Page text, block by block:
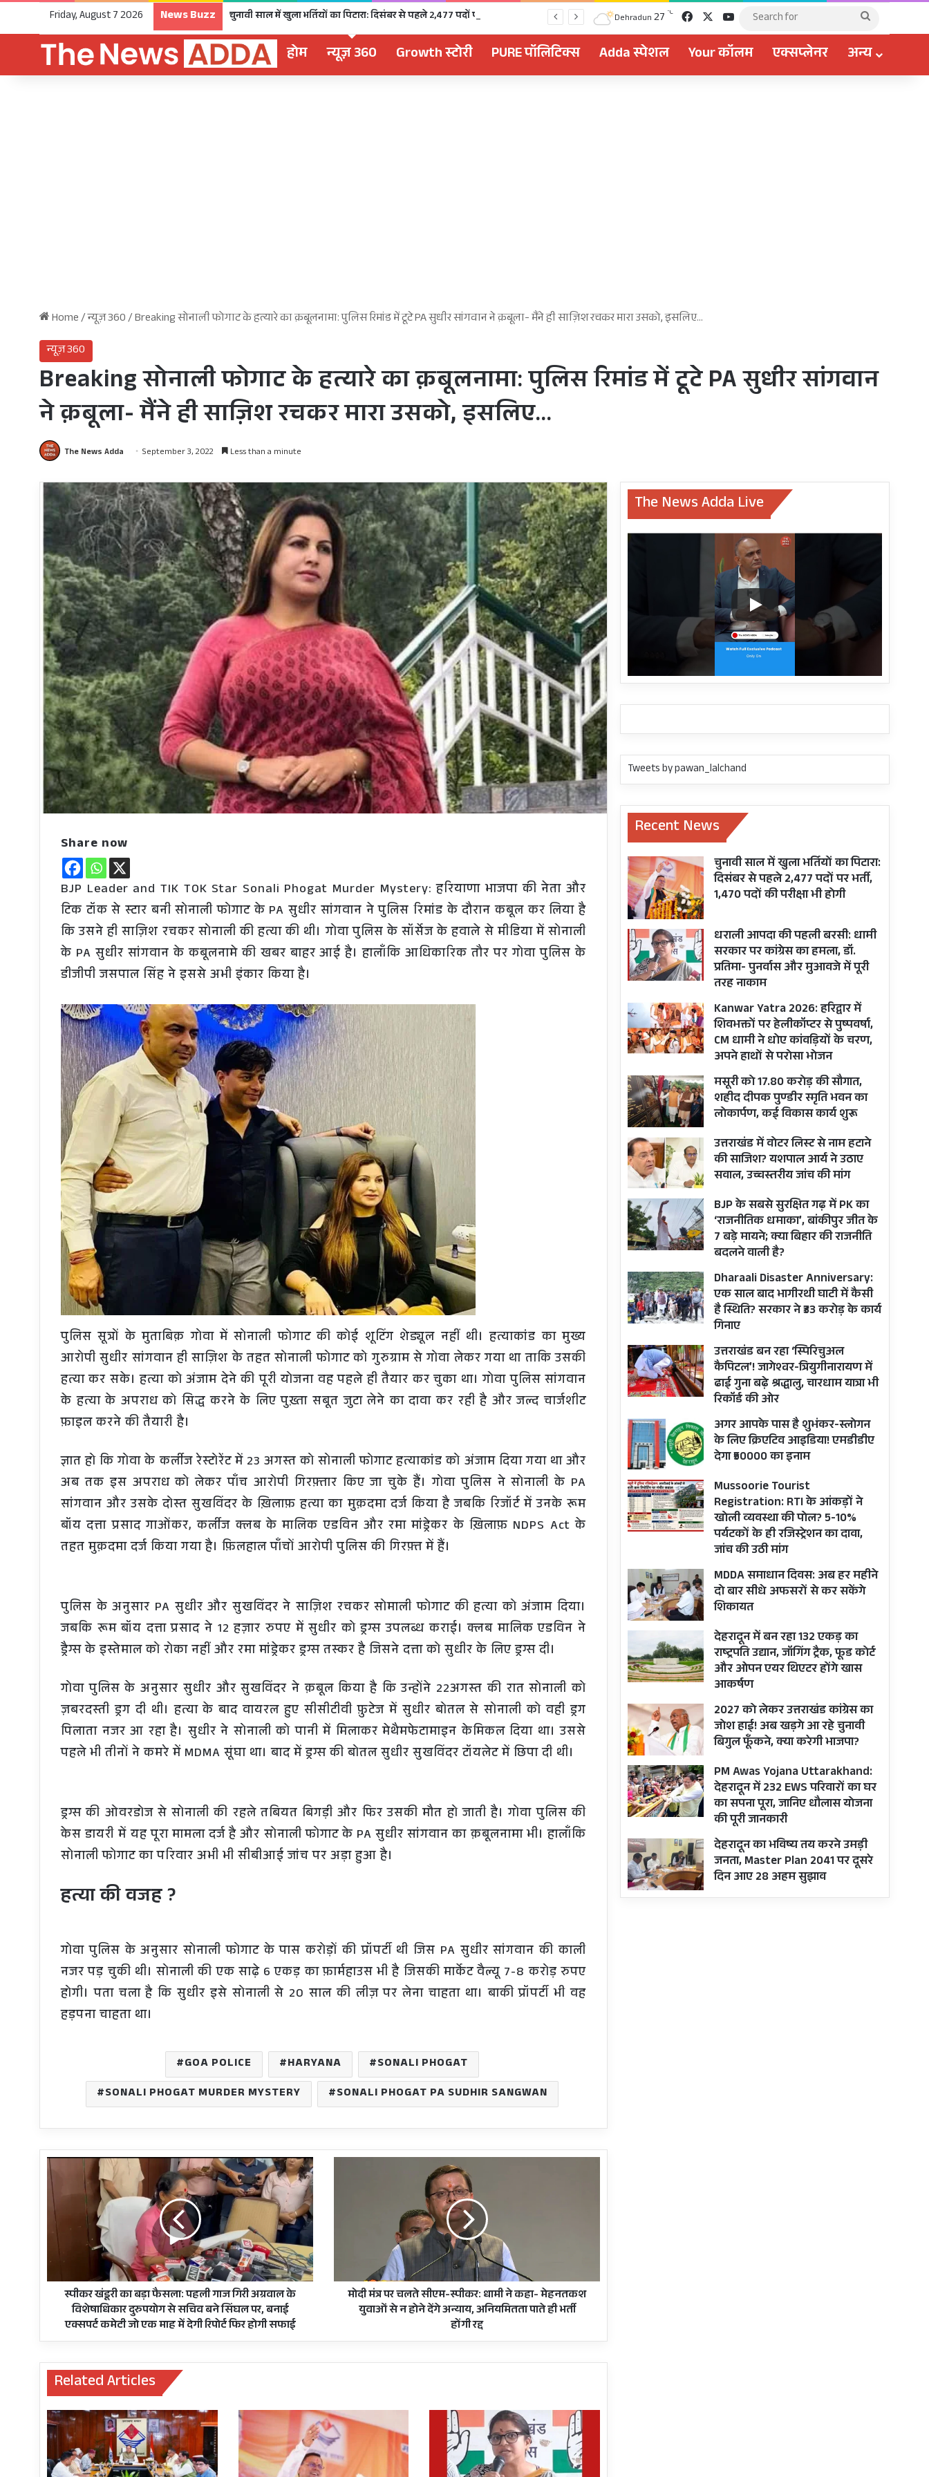
Friday, August 7 2026 News Buzz Dehradun 27 ℃ FacebookYouTube
Search
होम न्यूज़ 360 Growth स्टोरी PURE पॉलिटिक्स Adda स्पेशल Your कॉलम एक्सप्लेनर अन्य
Home/न्यूज़ 360/Breaking सोनाली फोगाट के हत्यारे का क़बूलनामा: पुलिस रिमांड में टूटे PA सुधीर सांगवान ने क़बूला- मैंने ही साज़िश रचकर मारा उसको, इसलिए…
न्यूज़ 360
Breaking सोनाली फोगाट के हत्यारे का क़बूलनामा: पुलिस रिमांड में टूटे PA सुधीर सांगवान
ने क़बूला- मैंने ही साज़िश रचकर मारा उसको, इसलिए…
The News Adda September 3, 2022 Less than a minute
Share now
BJP Leader and TIK TOK Star Sonali Phogat Murder Mystery: हरियाणा भाजपा की नेता और
टिक टॉक से स्टार बनी सोनाली फोगाट के PA सुधीर सांगवान ने पुलिस रिमांड के दौरान कबूल कर लिया है
कि उसने ही साज़िश रचकर सोनाली की हत्या की थी। गोवा पुलिस के सॉर्सेज के हवाले से मीडिया में सोनाली
के PA सुधीर सांगवान के कबूलनामे की खबर बाहर आई है। हालाँकि आधिकारिक तौर पर गोवा पुलिस के
डीजीपी जसपाल सिंह ने इससे अभी इंकार किया है।
पुलिस सूत्रों के मुताबिक़ गोवा में सोनाली फोगाट की कोई शूटिंग शेड्यूल नहीं थी। हत्याकांड का मुख्य
आरोपी सुधीर सांगवान ही साज़िश के तहत सोनाली फोगाट को गुरुग्राम से गोवा लेकर गया था ताकि उसकी
हत्या कर सके। हत्या को अंजाम देने की पूरी योजना वह पहले ही तैयार कर चुका था। गोवा पुलिस सांगवान
के हत्या के अपराध को सिद्ध करने के लिए पुख़्ता सबूत जुटा लेने का दावा कर रही है और जल्द चार्जशीट
फ़ाइल करने की तैयारी है।
ज्ञात हो कि गोवा के कर्लीज रेस्टोरेंट में 23 अगस्त को सोनाली फोगाट हत्याकांड को अंजाम दिया गया था और
अब तक इस अपराध को लेकर पाँच आरोपी गिरफ़्तार किए जा चुके हैं। गोवा पुलिस ने सोनाली के PA
सांगवान और उसके दोस्त सुखविंदर के ख़िलाफ़ हत्या का मुक़दमा दर्ज किया है जबकि रिजॉर्ट में उनके रूम
बॉय दत्ता प्रसाद गाओंकर, कर्लीज क्लब के मालिक एडविन और रमा मांड्रेकर के ख़िलाफ़ NDPS Act के
तहत मुक़दमा दर्ज किया गया है। फ़िलहाल पाँचों आरोपी पुलिस की गिरफ़्त में हैं।
पुलिस के अनुसार PA सुधीर और सुखविंदर ने साज़िश रचकर सोमाली फोगाट की हत्या को अंजाम दिया।
जबकि रूम बॉय दत्ता प्रसाद ने 12 हज़ार रुपए में सुधीर को ड्रग्स उपलब्ध कराई। क्लब मालिक एडविन ने
ड्रैग्स के इस्तेमाल को रोका नहीं और रमा मांड्रेकर ड्रग्स तस्कर है जिसने दत्ता को सुधीर के लिए ड्रग्स दी।
गोवा पुलिस के अनुसार सुधीर और सुखविंदर ने क़बूल किया है कि उन्होंने 22अगस्त की रात सोनाली को
ज़बरदस्ती ड्रग दी थी। हत्या के बाद वायरल हुए सीसीटीवी फ़ुटेज में सुधीर बोतल से सोनाली को वही ड्रग
पिलाता नजर आ रहा है। सुधीर ने सोनाली को पानी में मिलाकर मेथैमफेटामाइन केमिकल दिया था। उससे
पहले भी तीनों ने कमरे में MDMA सूंघा था। बाद में ड्रग्स की बोतल सुधीर सुखविंदर टॉयलेट में छिपा दी थी।
ड्रग्स की ओवरडोज से सोनाली की रहले तबियत बिगड़ी और फिर उसकी मौत हो जाती है। गोवा पुलिस की
केस डायरी में यह पूरा मामला दर्ज है और सोनाली फोगाट के PA सुधीर सांगवान का क़बूलनामा भी। हालाँकि
सोनाली फोगाट का परिवार अभी भी सीबीआई जांच पर अड़ा हुआ है।
हत्या की वजह ?
गोवा पुलिस के अनुसार सोनाली फोगाट के पास करोड़ों की प्रॉपर्टी थी जिस PA सुधीर सांगवान की काली
नजर पड़ चुकी थी। सोनाली की एक साढ़े 6 एकड़ का फ़ार्महाउस भी है जिसकी मार्केट वैल्यू 7-8 करोड़ रुपए
होगी। पता चला है कि सुधीर इसे सोनाली से 20 साल की लीज़ पर लेना चाहता था। बाकी प्रॉपर्टी भी वह
हड़पना चाहता था।
GOA POLICE HARYANA
SONALI PHOGAT
SONALI PHOGAT MURDER MYSTERY
SONALI PHOGAT PA SUDHIR SANGWAN
स्पीकर
खंडूरी
का
बड़ा
फैसला:
पहली
गिरी
अग्रवाल
विशेषाधिकार
दुरुपयोग
से
बने
सिंघल
पर,
बनाई
एक्सपर्ट
कमेटी
जो
एक
स्पीकर खंडूरी का बड़ा फैसला: पहली गाज गिरी अग्रवाल के
विशेषाधिकार दुरुपयोग से सचिव बने सिंघल पर, बनाई
एक्सपर्ट कमेटी जो एक माह में देगी रिपोर्ट फिर होगी सफाई
कहा-
मेहनतकश
न
देंगे
पाते
ही
भर्ती
होंगी
रद्द
मोदी मंत्र पर चलते सीएम-स्पीकर: धामी ने कहा- मेहनतकश
युवाओं से न होने देंगे अन्याय, अनियमितता पाते ही भर्ती
होंगी रद्द
Related Articles
The News Adda Live
Tweets by pawan_lalchand
Recent News
चुनावी साल में खुला भर्तियों का पिटारा:
दिसंबर से पहले 2,477 पदों पर भर्ती,
1,470 पदों की परीक्षा भी होगी
धराली आपदा की पहली बरसी: धामी
सरकार पर कांग्रेस का हमला, डॉ.
प्रतिमा- पुनर्वास और मुआवजे में पूरी
तरह नाकाम
Kanwar Yatra 2026: हरिद्वार में
शिवभक्तों पर हेलीकॉप्टर से पुष्पवर्षा,
CM धामी ने धोए कांवड़ियों के चरण,
अपने हाथों से परोसा भोजन
मसूरी को 17.80 करोड़ की सौगात,
शहीद दीपक पुण्डीर स्मृति भवन का
लोकार्पण, कई विकास कार्य शुरू
उत्तराखंड में वोटर लिस्ट से नाम हटाने
की साजिश? यशपाल आर्य ने उठाए
सवाल, उच्चस्तरीय जांच की मांग
BJP के सबसे सुरक्षित गढ़ में PK का
‘राजनीतिक धमाका’, बांकीपुर जीत के
7 बड़े मायने; क्या बिहार की राजनीति
बदलने वाली है?
Dharaali Disaster Anniversary:
एक साल बाद भागीरथी घाटी में कैसी
है स्थिति? सरकार ने ₹33 करोड़ के कार्य
गिनाए
उत्तराखंड बन रहा ‘स्पिरिचुअल
कैपिटल’! जागेश्वर-त्रियुगीनारायण में
ढाई गुना बढ़े श्रद्धालु, चारधाम यात्रा भी
रिकॉर्ड की ओर
अगर आपके पास है शुभंकर-स्लोगन
के लिए क्रिएटिव आइडिया! एमडीडीए
देगा ₹50000 का इनाम
Mussoorie Tourist
Registration: RTI के आंकड़ों ने
खोली व्यवस्था की पोल? 5-10%
पर्यटकों के ही रजिस्ट्रेशन का दावा,
जांच की उठी मांग
MDDA समाधान दिवस: अब हर महीने
दो बार सीधे अफसरों से कर सकेंगे
शिकायत
देहरादून में बन रहा 132 एकड़ का
राष्ट्रपति उद्यान, जॉगिंग ट्रैक, फूड कोर्ट
और ओपन एयर थिएटर होंगे खास
आकर्षण
2027 को लेकर उत्तराखंड कांग्रेस का
जोश हाई! अब खड़गे आ रहे चुनावी
बिगुल फूँकने, क्या करेगी भाजपा?
PM Awas Yojana Uttarakhand:
देहरादून में 232 EWS परिवारों का घर
का सपना पूरा, जानिए धौलास योजना
की पूरी जानकारी
देहरादून का भविष्य तय करने उमड़ी
जनता, Master Plan 2041 पर दूसरे
दिन आए 28 अहम सुझाव